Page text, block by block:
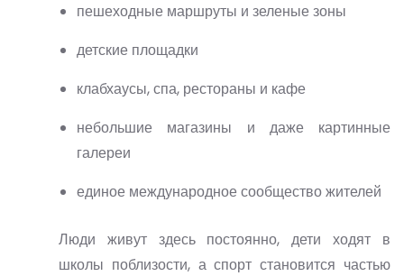
пешеходные маршруты и зеленые зоны
детские площадки
клабхаусы, спа, рестораны и кафе
небольшие магазины и даже картинные
галереи
единое международное сообщество жителей
Люди живут здесь постоянно, дети ходят в
школы поблизости, а спорт становится частью